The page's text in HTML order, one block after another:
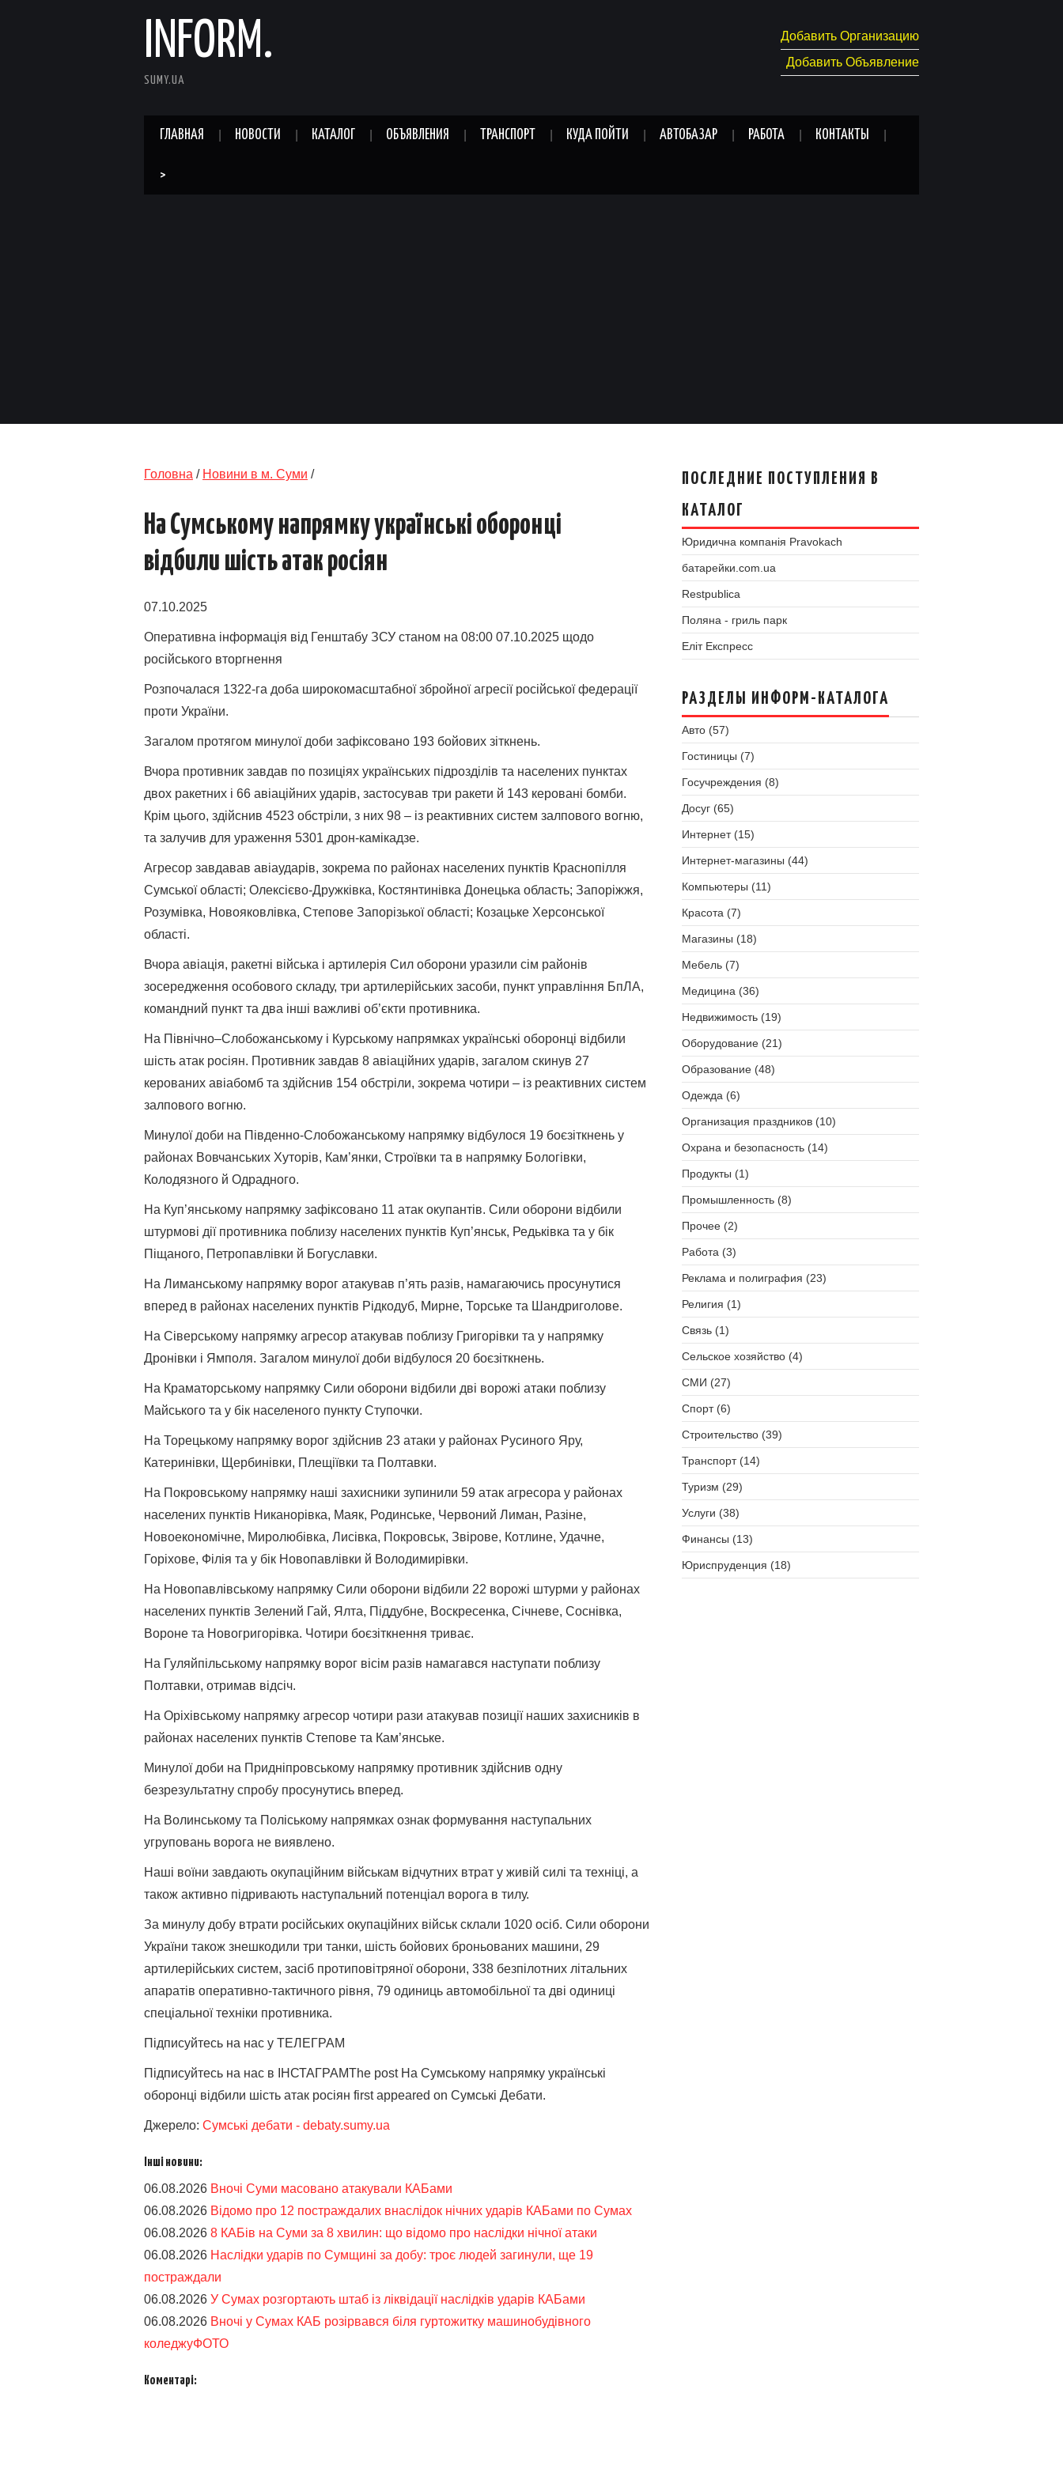
INFORM.
SUMY.UA
Добавить Организацию
Добавить Объявление
ГЛАВНАЯ НОВОСТИ КАТАЛОГ ОБЪЯВЛЕНИЯ ТРАНСПОРТ КУДА ПОЙТИ АВТОБАЗАР РАБОТА КОНТАКТЫ
>
Головна / Новини в м. Суми /
На Сумському напрямку українські оборонці
відбили шість атак росіян
07.10.2025
Оперативна інформація від Генштабу ЗСУ станом на 08:00 07.10.2025 щодо
російського вторгнення
Розпочалася 1322-га доба широкомасштабної збройної агресії російської федерації
проти України.
Загалом протягом минулої доби зафіксовано 193 бойових зіткнень.
Вчора противник завдав по позиціях українських підрозділів та населених пунктах
двох ракетних і 66 авіаційних ударів, застосував три ракети й 143 керовані бомби.
Крім цього, здійснив 4523 обстріли, з них 98 – із реактивних систем залпового вогню,
та залучив для ураження 5301 дрон-камікадзе.
Агресор завдавав авіаударів, зокрема по районах населених пунктів Краснопілля
Сумської області; Олексієво-Дружківка, Костянтинівка Донецька область; Запоріжжя,
Розумівка, Новояковлівка, Степове Запорізької області; Козацьке Херсонської
області.
Вчора авіація, ракетні війська і артилерія Сил оборони уразили сім районів
зосередження особового складу, три артилерійських засоби, пункт управління БпЛА,
командний пункт та два інші важливі об’єкти противника.
На Північно–Слобожанському і Курському напрямках українські оборонці відбили
шість атак росіян. Противник завдав 8 авіаційних ударів, загалом скинув 27
керованих авіабомб та здійснив 154 обстріли, зокрема чотири – із реактивних систем
залпового вогню.
Минулої доби на Південно-Слобожанському напрямку відбулося 19 боєзіткнень у
районах Вовчанських Хуторів, Кам’янки, Строївки та в напрямку Бологівки,
Колодязного й Одрадного.
На Куп’янському напрямку зафіксовано 11 атак окупантів. Сили оборони відбили
штурмові дії противника поблизу населених пунктів Куп’янськ, Редьківка та у бік
Піщаного, Петропавлівки й Богуславки.
На Лиманському напрямку ворог атакував п’ять разів, намагаючись просунутися
вперед в районах населених пунктів Рідкодуб, Мирне, Торське та Шандриголове.
На Сіверському напрямку агресор атакував поблизу Григорівки та у напрямку
Дронівки і Ямполя. Загалом минулої доби відбулося 20 боєзіткнень.
На Краматорському напрямку Сили оборони відбили дві ворожі атаки поблизу
Майського та у бік населеного пункту Ступочки.
На Торецькому напрямку ворог здійснив 23 атаки у районах Русиного Яру,
Катеринівки, Щербинівки, Плещіївки та Полтавки.
На Покровському напрямку наші захисники зупинили 59 атак агресора у районах
населених пунктів Никанорівка, Маяк, Родинське, Червоний Лиман, Разіне,
Новоекономічне, Миролюбівка, Лисівка, Покровськ, Звірове, Котлине, Удачне,
Горіхове, Філія та у бік Новопавлівки й Володимирівки.
На Новопавлівському напрямку Сили оборони відбили 22 ворожі штурми у районах
населених пунктів Зелений Гай, Ялта, Піддубне, Воскресенка, Січневе, Соснівка,
Вороне та Новогригорівка. Чотири боєзіткнення триває.
На Гуляйпільському напрямку ворог вісім разів намагався наступати поблизу
Полтавки, отримав відсіч.
На Оріхівському напрямку агресор чотири рази атакував позиції наших захисників в
районах населених пунктів Степове та Кам’янське.
Минулої доби на Придніпровському напрямку противник здійснив одну
безрезультатну спробу просунутись вперед.
На Волинському та Поліському напрямках ознак формування наступальних
угруповань ворога не виявлено.
Наші воїни завдають окупаційним військам відчутних втрат у живій силі та техніці, а
також активно підривають наступальний потенціал ворога в тилу.
За минулу добу втрати російських окупаційних військ склали 1020 осіб. Сили оборони
України також знешкодили три танки, шість бойових броньованих машини, 29
артилерійських систем, засіб протиповітряної оборони, 338 безпілотних літальних
апаратів оперативно-тактичного рівня, 79 одиниць автомобільної та дві одиниці
спеціальної техніки противника.
Підписуйтесь на нас у ТЕЛЕГРАМ
Підписуйтесь на нас в ІНСТАГРАМThe post На Сумському напрямку українські
оборонці відбили шість атак росіян first appeared on Сумські Дебати.
Джерело: Сумські дебати - debaty.sumy.ua
Інші новини:
06.08.2026 Вночі Суми масовано атакували КАБами
06.08.2026 Відомо про 12 постраждалих внаслідок нічних ударів КАБами по Сумах
06.08.2026 8 КАБів на Суми за 8 хвилин: що відомо про наслідки нічної атаки
06.08.2026 Наслідки ударів по Сумщині за добу: троє людей загинули, ще 19
постраждали
06.08.2026 У Сумах розгортають штаб із ліквідації наслідків ударів КАБами
06.08.2026 Вночі у Сумах КАБ розірвався біля гуртожитку машинобудівного
коледжуФОТО
Коментарі:
ПОСЛЕДНИЕ ПОСТУПЛЕНИЯ В
КАТАЛОГ
Юридична компанія Pravokach
батарейки.com.ua
Restpublica
Поляна - гриль парк
Еліт Експресс
РАЗДЕЛЫ ИНФОРМ-КАТАЛОГА
Авто (57)
Гостиницы (7)
Госучреждения (8)
Досуг (65)
Интернет (15)
Интернет-магазины (44)
Компьютеры (11)
Красота (7)
Магазины (18)
Мебель (7)
Медицина (36)
Недвижимость (19)
Оборудование (21)
Образование (48)
Одежда (6)
Организация праздников (10)
Охрана и безопасность (14)
Продукты (1)
Промышленность (8)
Прочее (2)
Работа (3)
Реклама и полиграфия (23)
Религия (1)
Связь (1)
Сельское хозяйство (4)
СМИ (27)
Спорт (6)
Строительство (39)
Транспорт (14)
Туризм (29)
Услуги (38)
Финансы (13)
Юриспруденция (18)